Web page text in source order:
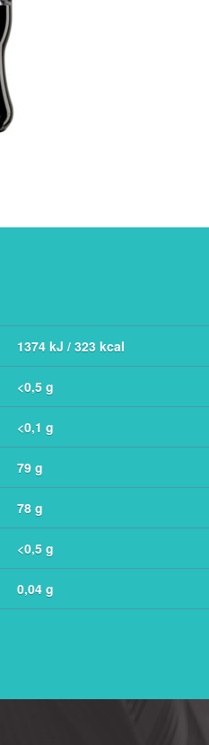
1374 kJ / 323 kcal
<0,5 g
<0,1 g
79 g
78 g
<0,5 g
0,04 g